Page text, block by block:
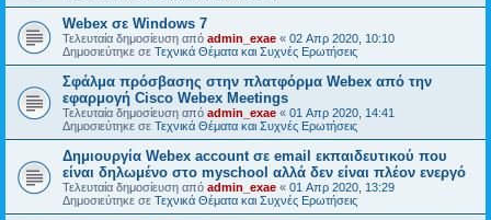
Webex σε Windows 7
Τελευταία δημοσίευση από admin_exae « 02 Απρ 2020, 10:10
Δημοσιεύτηκε σε Τεχνικά Θέματα και Συχνές Ερωτήσεις
Σφάλμα πρόσβασης στην πλατφόρμα Webex από την
εφαρμογή Cisco Webex Meetings
Τελευταία δημοσίευση από admin_exae « 01 Απρ 2020, 14:41
Δημοσιεύτηκε σε Τεχνικά Θέματα και Συχνές Ερωτήσεις
Δημιουργία Webex account σε email εκπαιδευτικού που
είναι δηλωμένο στο myschool αλλά δεν είναι πλέον ενεργό
Τελευταία δημοσίευση από admin_exae « 01 Απρ 2020, 13:29
Δημοσιεύτηκε σε Τεχνικά Θέματα και Συχνές Ερωτήσεις